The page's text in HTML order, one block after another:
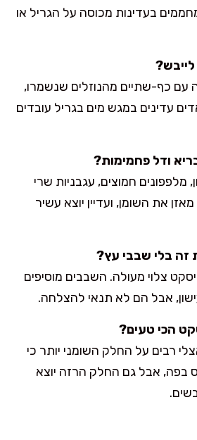
בעדינות מכוסה על הגריל או
עם כף-שתיים מהנוזלים שנשמרו,
עדינים במגש מים בגריל עובדים
ודל פחמימות?
מלפפונים חמוצים, עגבניות שרי
את השומן, ועדיין יוצא עשיר
בלי שבבי עץ?
צלוי מעולה. השבבים מוסיפים
אבל הם לא תנאי להצלחה.
הכי טעים?
רבים על החלק השומני יותר כי
בפה, אבל גם החלק הרזה יוצא